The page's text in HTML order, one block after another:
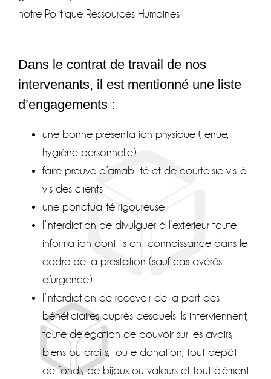
notre Politique Ressources Humaines.
Dans le contrat de travail de nos
intervenants, il est mentionné une liste
d’engagements :
une bonne présentation physique (tenue,
hygiène personnelle)
faire preuve d’amabilité et de courtoisie vis-à-
vis des clients
une ponctualité rigoureuse
l’interdiction de divulguer à l’extérieur toute
information dont ils ont connaissance dans le
cadre de la prestation (sauf cas avérés
d’urgence)
l’interdiction de recevoir de la part des
bénéficiaires auprès desquels ils interviennent,
toute délégation de pouvoir sur les avoirs,
biens ou droits, toute donation, tout dépôt
de fonds, de bijoux ou valeurs et tout élément